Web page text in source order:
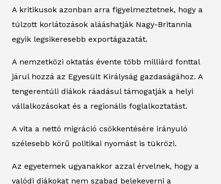
A kritikusok azonban arra figyelmeztetnek, hogy a
túlzott korlátozások alááshatják Nagy-Britannia
egyik legsikeresebb exportágazatát.
A nemzetközi oktatás évente több milliárd fonttal
járul hozzá az Egyesült Királyság gazdaságához. A
tengerentúli diákok ráadásul támogatják a helyi
vállalkozásokat és a regionális foglalkoztatást.
A vita a nettó migráció csökkentésére irányuló
szélesebb körű politikai nyomást is tükrözi.
Az egyetemek ugyanakkor azzal érvelnek, hogy a
valódi diákokat nem szabad belekeverni a